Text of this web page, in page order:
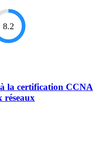
8.2
la certification CCNA
réseaux